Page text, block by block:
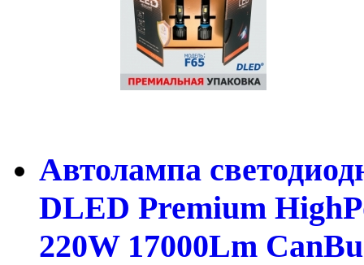
Автолампа
DLED Premium
220W 17000Lm